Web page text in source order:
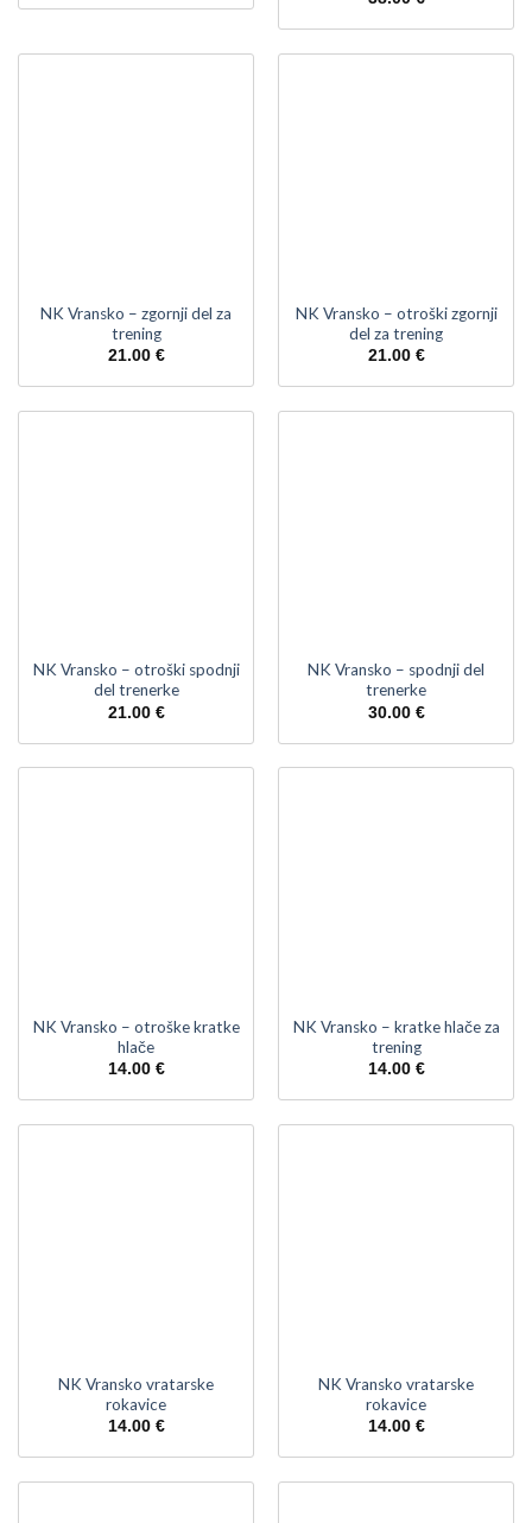
NK Vransko – zgornji del za
trening
21.00 €
NK Vransko – otroški zgornji
del za trening
21.00 €
NK Vransko – otroški spodnji
del trenerke
21.00 €
NK Vransko – spodnji del
trenerke
30.00 €
NK Vransko – otroške kratke
hlače
14.00 €
NK Vransko – kratke hlače za
trening
14.00 €
NK Vransko vratarske
rokavice
14.00 €
NK Vransko vratarske
rokavice
14.00 €